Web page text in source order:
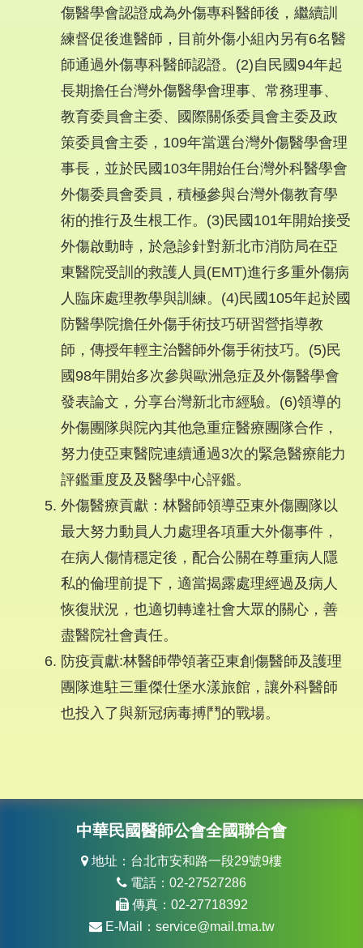
傷醫學會認證成為外傷專科醫師後，繼續訓
練督促後進醫師，目前外傷小組內另有6名醫
師通過外傷專科醫師認證。(2)自民國94年起
長期擔任台灣外傷醫學會理事、常務理事、
教育委員會主委、國際關係委員會主委及政
策委員會主委，109年當選台灣外傷醫學會理
事長，並於民國103年開始任台灣外科醫學會
外傷委員會委員，積極參與台灣外傷教育學
術的推行及生根工作。(3)民國101年開始接受
外傷啟動時，於急診針對新北市消防局在亞
東醫院受訓的救護人員(EMT)進行多重外傷病
人臨床處理教學與訓練。(4)民國105年起於國
防醫學院擔任外傷手術技巧研習營指導教
師，傳授年輕主治醫師外傷手術技巧。(5)民
國98年開始多次參與歐洲急症及外傷醫學會
發表論文，分享台灣新北市經驗。(6)領導的
外傷團隊與院內其他急重症醫療團隊合作，
努力使亞東醫院連續通過3次的緊急醫療能力
評鑑重度及及醫學中心評鑑。
外傷醫療貢獻：林醫師領導亞東外傷團隊以
最大努力動員人力處理各項重大外傷事件，
在病人傷情穩定後，配合公關在尊重病人隱
私的倫理前提下，適當揭露處理經過及病人
恢復狀況，也適切轉達社會大眾的關心，善
盡醫院社會責任。
防疫貢獻:林醫師帶領著亞東創傷醫師及護理
團隊進駐三重傑仕堡水漾旅館，讓外科醫師
也投入了與新冠病毒搏鬥的戰場。
中華民國醫師公會全國聯合會
地址：台北市安和路一段29號9樓
電話：02-27527286
傳真：02-27718392
E-Mail： service@mail.tma.tw